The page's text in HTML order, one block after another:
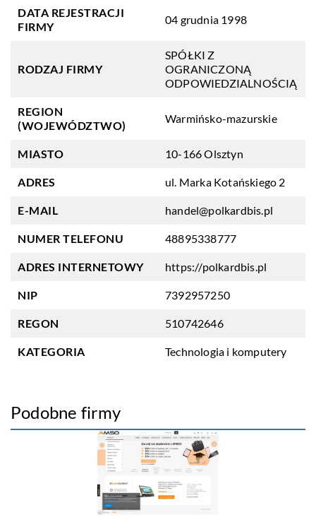
DATA REJESTRACJI
FIRMY
04 grudnia 1998
RODZAJ FIRMY
SPÓŁKI Z
OGRANICZONĄ
ODPOWIEDZIALNOŚCIĄ
REGION
(WOJEWÓDZTWO)
Warmińsko-mazurskie
MIASTO 10-166 Olsztyn
ADRES ul. Marka Kotańskiego 2
E-MAIL handel@polkardbis.pl
NUMER TELEFONU 48895338777
ADRES INTERNETOWY https://polkardbis.pl
NIP 7392957250
REGON 510742646
KATEGORIA Technologia i komputery
Podobne firmy